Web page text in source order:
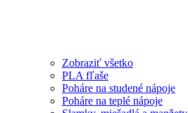
Zobraziť všetko
PLA fľaše
Poháre na studené nápoje
Poháre na teplé nápoje